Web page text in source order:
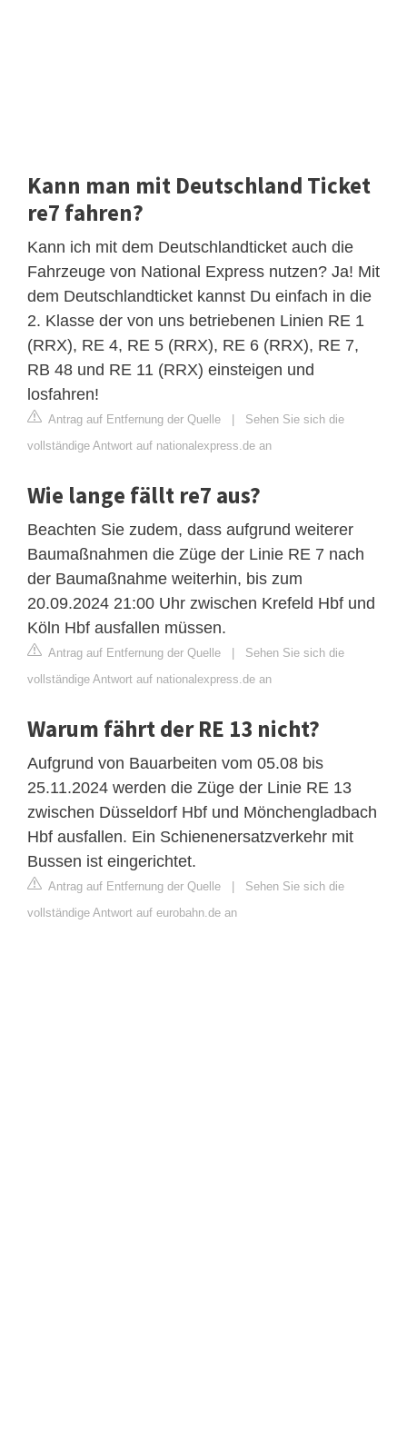
Kann man mit Deutschland Ticket
re7 fahren?
Kann ich mit dem Deutschlandticket auch die
Fahrzeuge von National Express nutzen? Ja! Mit
dem Deutschlandticket kannst Du einfach in die
2. Klasse der von uns betriebenen Linien RE 1
(RRX), RE 4, RE 5 (RRX), RE 6 (RRX), RE 7,
RB 48 und RE 11 (RRX) einsteigen und
losfahren!
Antrag auf Entfernung der Quelle | Sehen Sie sich die
vollständige Antwort auf nationalexpress.de an
Wie lange fällt re7 aus?
Beachten Sie zudem, dass aufgrund weiterer
Baumaßnahmen die Züge der Linie RE 7 nach
der Baumaßnahme weiterhin, bis zum
20.09.2024 21:00 Uhr zwischen Krefeld Hbf und
Köln Hbf ausfallen müssen.
Antrag auf Entfernung der Quelle | Sehen Sie sich die
vollständige Antwort auf nationalexpress.de an
Warum fährt der RE 13 nicht?
Aufgrund von Bauarbeiten vom 05.08 bis
25.11.2024 werden die Züge der Linie RE 13
zwischen Düsseldorf Hbf und Mönchengladbach
Hbf ausfallen. Ein Schienenersatzverkehr mit
Bussen ist eingerichtet.
Antrag auf Entfernung der Quelle | Sehen Sie sich die
vollständige Antwort auf eurobahn.de an